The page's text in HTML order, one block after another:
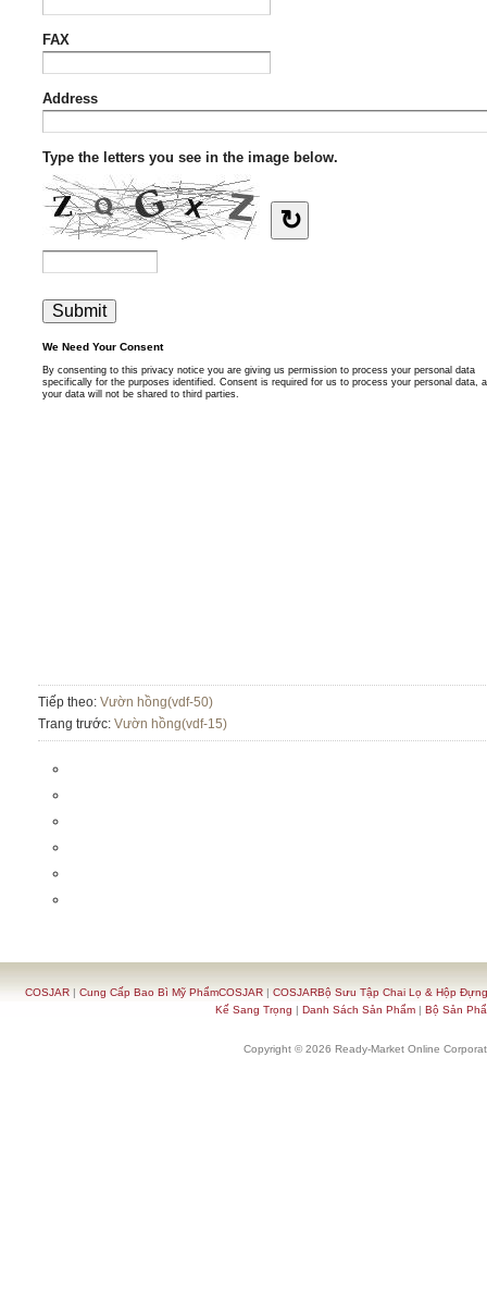
Tiếp theo: Vườn hồng(vdf-50)
Trang trước: Vườn hồng(vdf-15)
COSJAR| Cung Cấp Bao Bì Mỹ PhẩmCOSJAR| COSJARBộ Sưu Tập Chai Lọ & Hộp
Kế Sang Trọng | Danh Sách Sản Phẩm| Bộ Sản
Copyright © 2026 Ready-Market Online